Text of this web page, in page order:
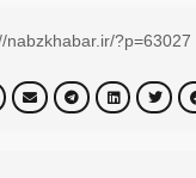
nabzkhabar.ir/?p=63027